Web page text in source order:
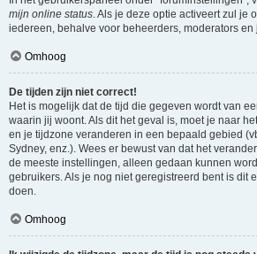
mijn online status. Als je deze optie activeert zul je
iedereen, behalve voor beheerders, moderators en
Omhoog
De tijden zijn niet correct!
Het is mogelijk dat de tijd die gegeven wordt van
waarin jij woont. Als dit het geval is, moet je naar
en je tijdzone veranderen in een bepaald gebied
Sydney, enz.). Wees er bewust van dat het
de meeste instellingen, alleen gedaan kunnen
gebruikers. Als je nog niet geregistreerd bent is dit
doen.
Omhoog